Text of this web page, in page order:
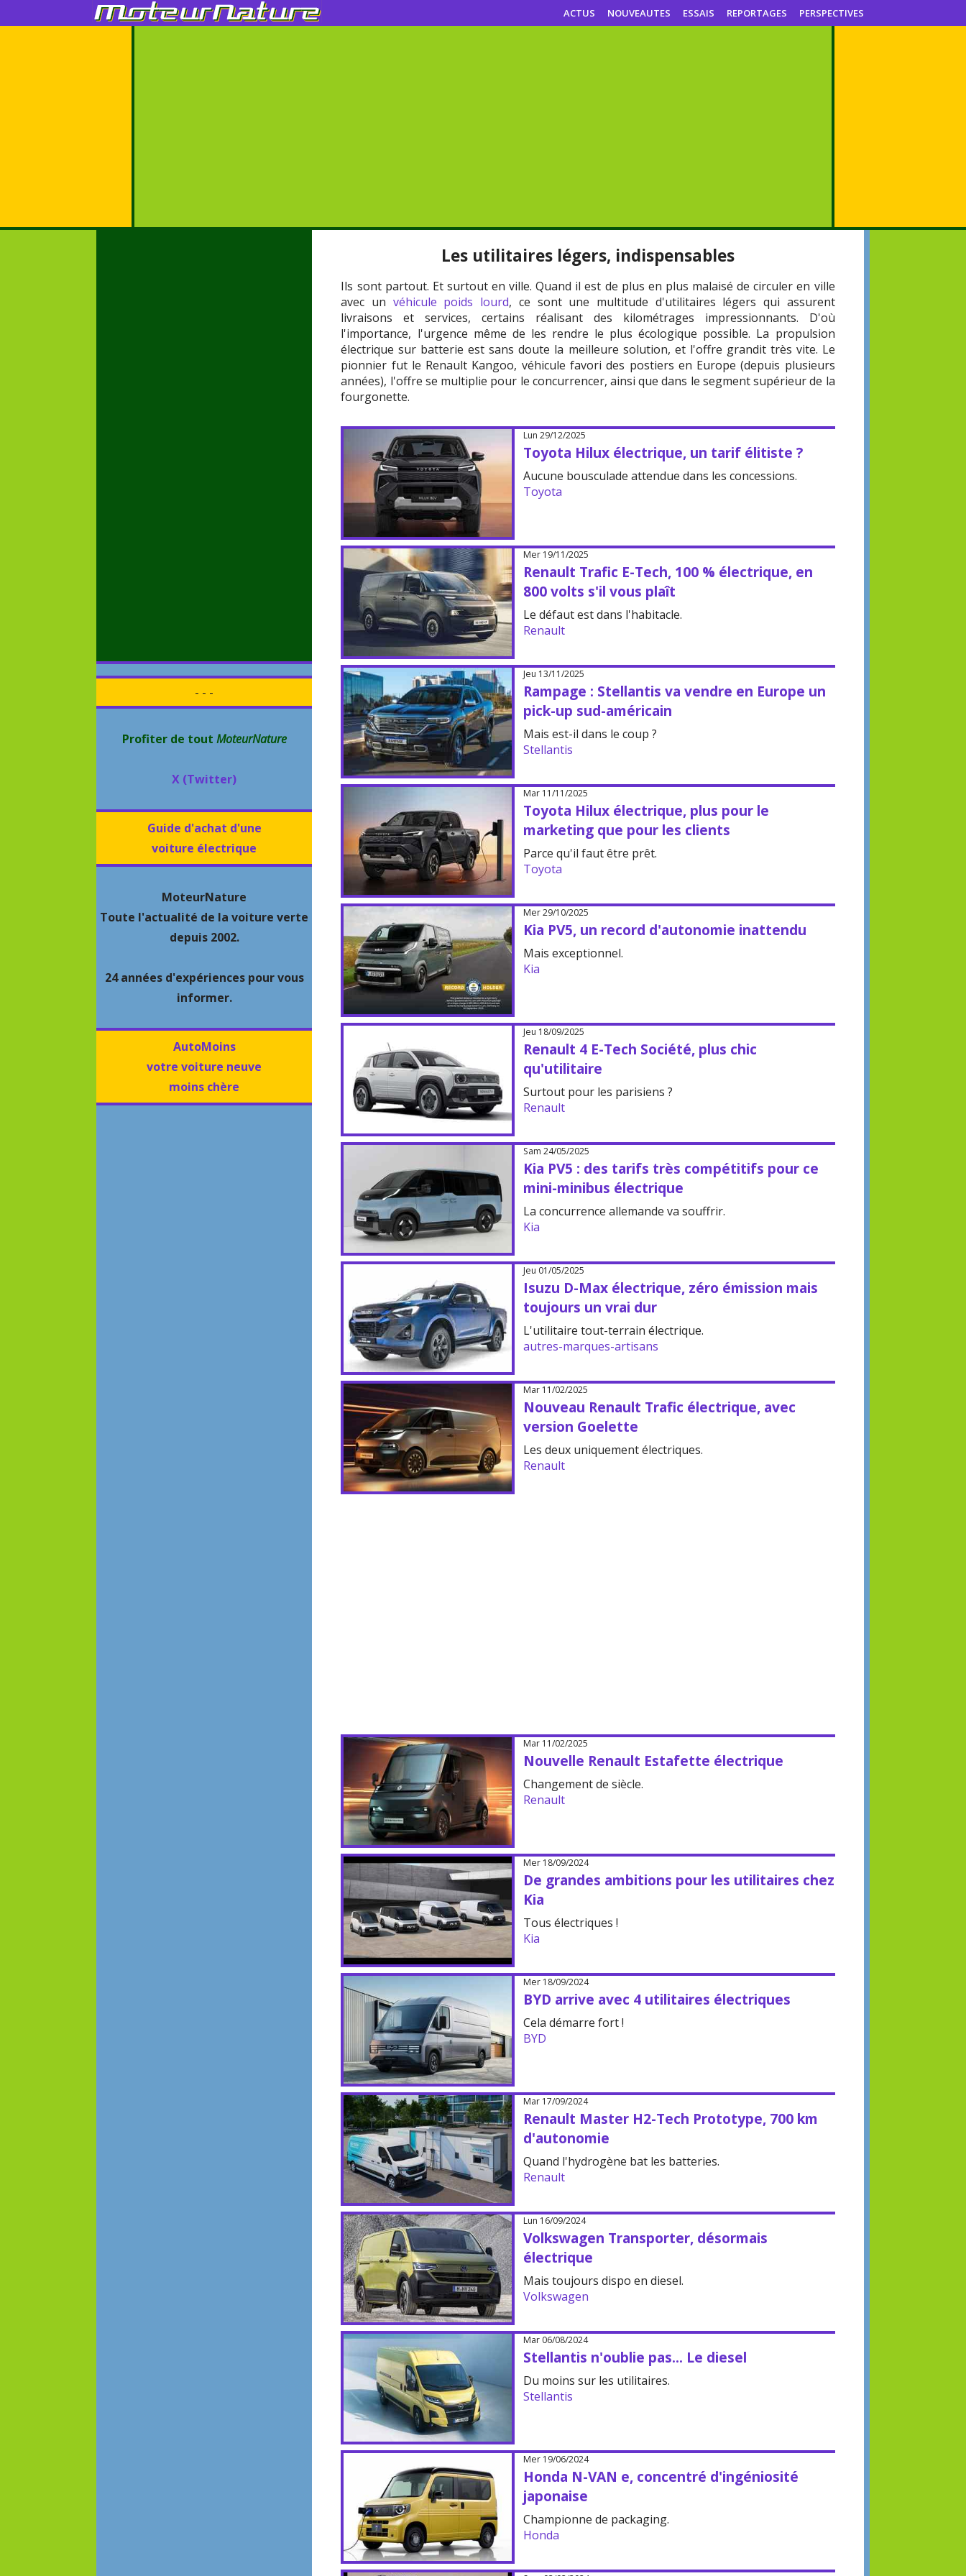
ACTUS NOUVEAUTES ESSAIS REPORTAGES PERSPECTIVES
- - -
Profiter de tout MoteurNature
X (Twitter)
Guide d'achat d'une
voiture électrique
MoteurNature
Toute l'actualité de la voiture verte
depuis 2002.
24 années d'expériences pour vous
informer.
AutoMoins
votre voiture neuve
moins chère
Les utilitaires légers, indispensables
Ils sont partout. Et surtout en ville. Quand il est de plus en plus malaisé de circuler en ville
avec un véhicule poids lourd, ce sont une multitude d'utilitaires légers qui assurent
livraisons et services, certains réalisant des kilométrages impressionnants. D'où
l'importance, l'urgence même de les rendre le plus écologique possible. La propulsion
électrique sur batterie est sans doute la meilleure solution, et l'offre grandit très vite. Le
pionnier fut le Renault Kangoo, véhicule favori des postiers en Europe (depuis plusieurs
années), l'offre se multiplie pour le concurrencer, ainsi que dans le segment supérieur de la
fourgonette.
Lun 29/12/2025
Toyota Hilux électrique, un tarif élitiste ?
Aucune bousculade attendue dans les concessions.
Toyota
Mer 19/11/2025
Renault Trafic E-Tech, 100 % électrique, en
800 volts s'il vous plaît
Le défaut est dans l'habitacle.
Renault
Jeu 13/11/2025
Rampage : Stellantis va vendre en Europe un
pick-up sud-américain
Mais est-il dans le coup ?
Stellantis
Mar 11/11/2025
Toyota Hilux électrique, plus pour le
marketing que pour les clients
Parce qu'il faut être prêt.
Toyota
Mer 29/10/2025
Kia PV5, un record d'autonomie inattendu
Mais exceptionnel.
Kia
Jeu 18/09/2025
Renault 4 E-Tech Société, plus chic
qu'utilitaire
Surtout pour les parisiens ?
Renault
Sam 24/05/2025
Kia PV5 : des tarifs très compétitifs pour ce
mini-minibus électrique
La concurrence allemande va souffrir.
Kia
Jeu 01/05/2025
Isuzu D-Max électrique, zéro émission mais
toujours un vrai dur
L'utilitaire tout-terrain électrique.
autres-marques-artisans
Mar 11/02/2025
Nouveau Renault Trafic électrique, avec
version Goelette
Les deux uniquement électriques.
Renault
Mar 11/02/2025
Nouvelle Renault Estafette électrique
Changement de siècle.
Renault
Mer 18/09/2024
De grandes ambitions pour les utilitaires chez
Kia
Tous électriques !
Kia
Mer 18/09/2024
BYD arrive avec 4 utilitaires électriques
Cela démarre fort !
BYD
Mar 17/09/2024
Renault Master H2-Tech Prototype, 700 km
d'autonomie
Quand l'hydrogène bat les batteries.
Renault
Lun 16/09/2024
Volkswagen Transporter, désormais
électrique
Mais toujours dispo en diesel.
Volkswagen
Mar 06/08/2024
Stellantis n'oublie pas... Le diesel
Du moins sur les utilitaires.
Stellantis
Mer 19/06/2024
Honda N-VAN e, concentré d'ingéniosité
japonaise
Championne de packaging.
Honda